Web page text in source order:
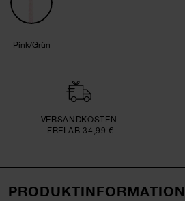
Pink/Grün
VERSAND­KOSTEN­
FREI AB 34,99 €
PRODUKTINFORMATION